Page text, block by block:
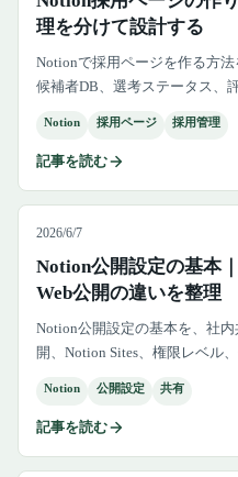
理を分けて設計する
Notionで採用ページを作る方法
候補者DB、選考ステータス、
Notion 採用ページ 採用管理
記事を読む
2026/6/7
Notion公開設定の基本
Web公開の違いを整理
Notion公開設定の基本を、社
開、Notion Sites、権限レベル
Notion 公開設定 共有
記事を読む